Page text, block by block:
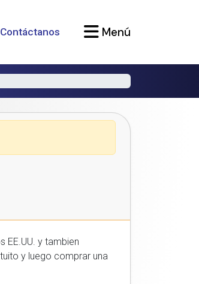
Contáctanos Menú